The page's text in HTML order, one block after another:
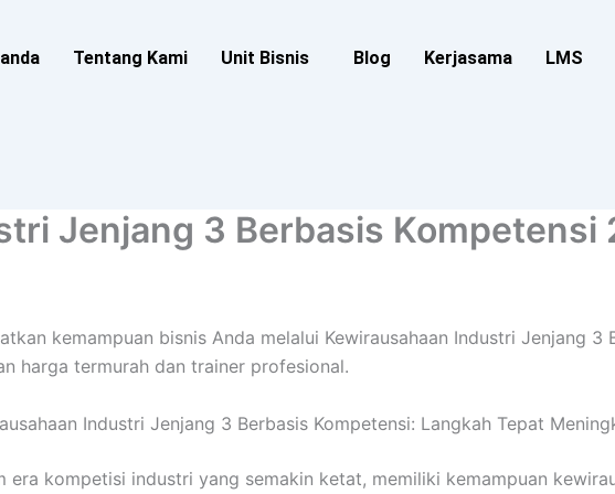
Tentang Kami Unit Bisnis Blog Kerjasama LMS
Jenjang 3 Berbasis Kompetensi
kemampuan bisnis Anda melalui Kewirausahaan Industri Jenjang 3
harga termurah dan trainer profesional.
Industri Jenjang 3 Berbasis Kompetensi: Langkah Tepat
era kompetisi industri yang semakin ketat, memiliki kemampuan